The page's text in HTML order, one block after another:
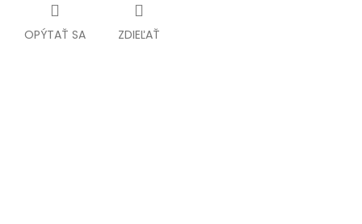
OPÝTAŤ SA ZDIEĽAŤ